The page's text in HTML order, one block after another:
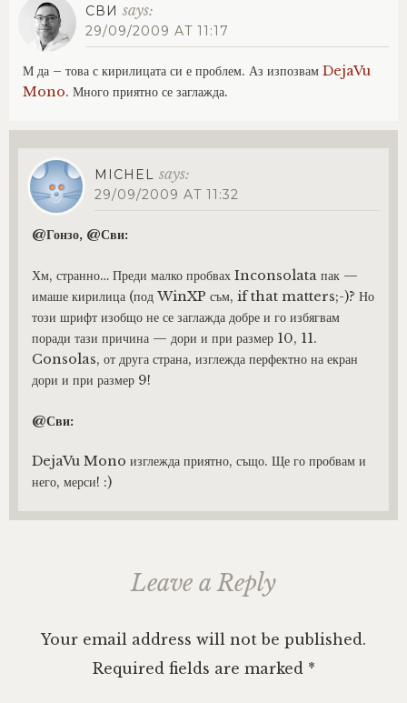
СВИ says:
29/09/2009 AT 11:17
М да – това с кирилицата си е проблем. Аз изпозвам DejaVu
Mono. Много приятно се заглажда.
MICHEL says:
29/09/2009 AT 11:32
@Гонзо, @Сви:
Хм, странно… Преди малко пробвах Inconsolata пак —
имаше кирилица (под WinXP съм, if that matters;-)? Но
този шрифт изобщо не се заглажда добре и го избягвам
поради тази причина — дори и при размер 10, 11.
Consolas, от друга страна, изглежда перфектно на екран
дори и при размер 9!
@Сви:
DejaVu Mono изглежда приятно, също. Ще го пробвам и
него, мерси! :)
Leave a Reply
Your email address will not be published.
Required fields are marked *